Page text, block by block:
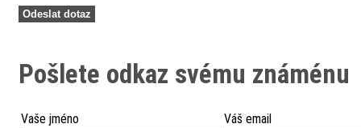
Pošlete odkaz svému známénu
Vaše jméno Váš email